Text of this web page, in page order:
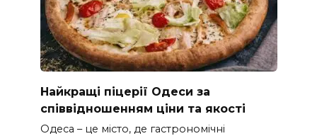
Найкращі піцерії Одеси за
співвідношенням ціни та якості
Одеса – це місто, де гастрономічні